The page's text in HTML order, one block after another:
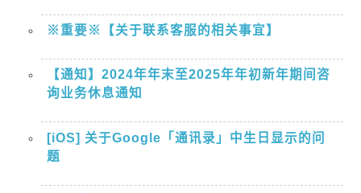
※重要※【关于联系客服的相关事宜】
【通知】2024年年末至2025年年初新年期间咨
询业务休息通知
[iOS] 关于Google「通讯录」中生日显示的问
题